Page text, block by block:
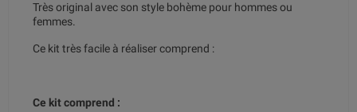
Très original avec son style bohème pour hommes ou
femmes.
Ce kit très facile à réaliser comprend :
Ce kit comprend :